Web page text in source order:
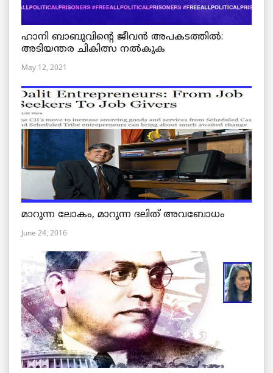
ഹാനി ബാബുവിന്റെ ജീവൻ അപകടത്തിൽ:
അടിയന്തര ചികിത്സ നൽകുക
May 12, 2021
മാറുന്ന ലോകം, മാറുന്ന ദലിത് അവബോധം
June 24, 2016